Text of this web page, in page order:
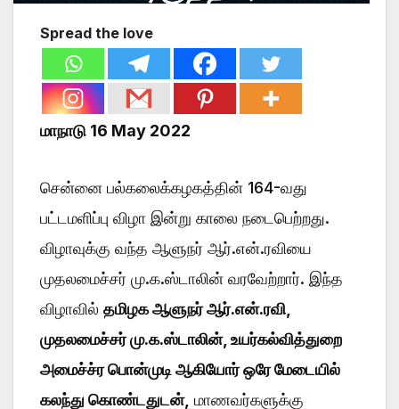
Spread the love
மாநாடு 16 May 2022
சென்னை பல்கலைக்கழகத்தின் 164-வது
பட்டமளிப்பு விழா இன்று காலை நடைபெற்றது.
விழாவுக்கு வந்த ஆளுநர் ஆர்.என்.ரவியை
முதலமைச்சர் மு.க.ஸ்டாலின் வரவேற்றார். இந்த
விழாவில் தமிழக ஆளுநர் ஆர்.என்.ரவி,
முதலமைச்சர் மு.க.ஸ்டாலின், உயர்கல்வித்துறை
அமைச்ச்ர பொன்முடி ஆகியோர் ஒரே மேடையில்
கலந்து கொண்டதுடன், மாணவர்களுக்கு